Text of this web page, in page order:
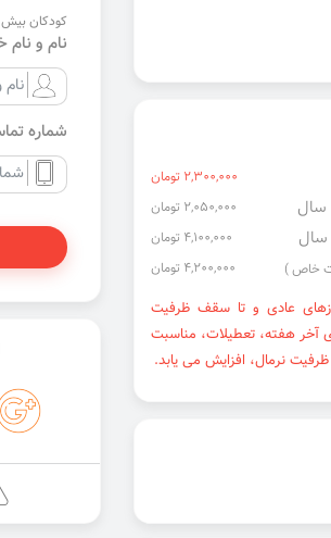
2,300,000 تومان
2,050,000 تومان
4,100,000 تومان
خاص ) 4,200,000 تومان
عادی و تا سقف ظرفیت
آخر هفته، تعطیلات، مناسبت
ظرفیت نرمال، افزایش می یابد.
کودکان بیش از 2 سال ((یک نفر )) محسوب
نام و نام
شماره